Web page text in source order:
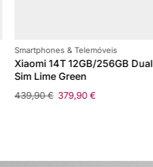
Smartphones & Telemóveis
Xiaomi 14T 12GB/256GB Dual
Sim Lime Green
439,90€ 379,90€